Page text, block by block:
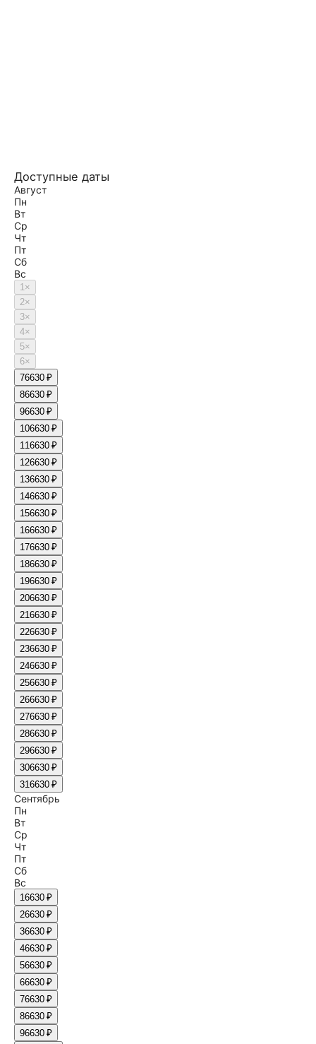
Доступные даты
Август
Пн
Вт
Ср
Чт
Пт
Сб
Вс
1×
2×
3×
4×
5×
6×
76630 ₽
86630 ₽
96630 ₽
106630 ₽
116630 ₽
126630 ₽
136630 ₽
146630 ₽
156630 ₽
166630 ₽
176630 ₽
186630 ₽
196630 ₽
206630 ₽
216630 ₽
226630 ₽
236630 ₽
246630 ₽
256630 ₽
266630 ₽
276630 ₽
286630 ₽
296630 ₽
306630 ₽
316630 ₽
Сентябрь
Пн
Вт
Ср
Чт
Пт
Сб
Вс
16630 ₽
26630 ₽
36630 ₽
46630 ₽
56630 ₽
66630 ₽
76630 ₽
86630 ₽
96630 ₽